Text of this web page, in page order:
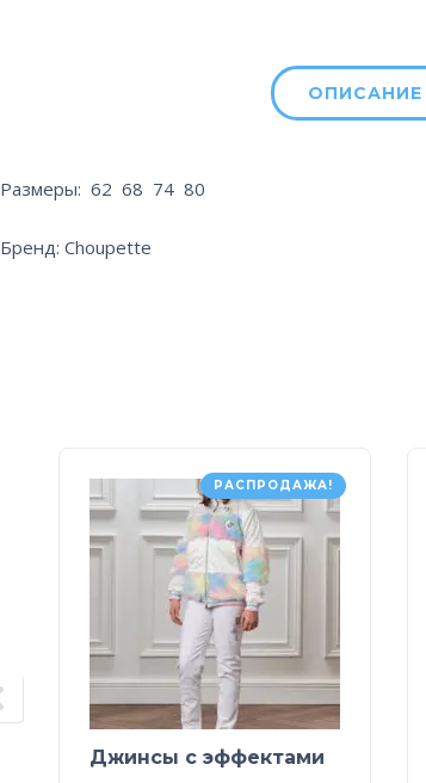
ОПИСАНИЕ
Размеры: 62 68 74 80
Бренд: Choupette
РАСПРОДАЖА!
Джинсы с эффектами